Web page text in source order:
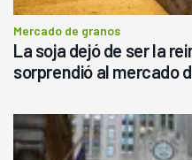
Mercado de granos
La soja dejó de ser la
sorprendió al mercado